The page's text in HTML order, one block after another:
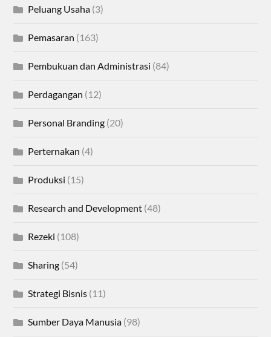
Peluang Usaha (3)
Pemasaran (163)
Pembukuan dan Administrasi (84)
Perdagangan (12)
Personal Branding (20)
Perternakan (4)
Produksi (15)
Research and Development (48)
Rezeki (108)
Sharing (54)
Strategi Bisnis (11)
Sumber Daya Manusia (98)